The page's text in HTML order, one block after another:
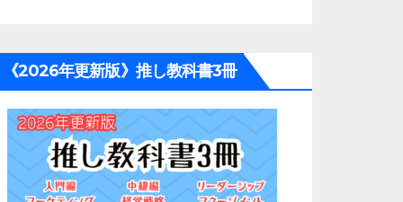
《2026年更新版》推し教科書3冊